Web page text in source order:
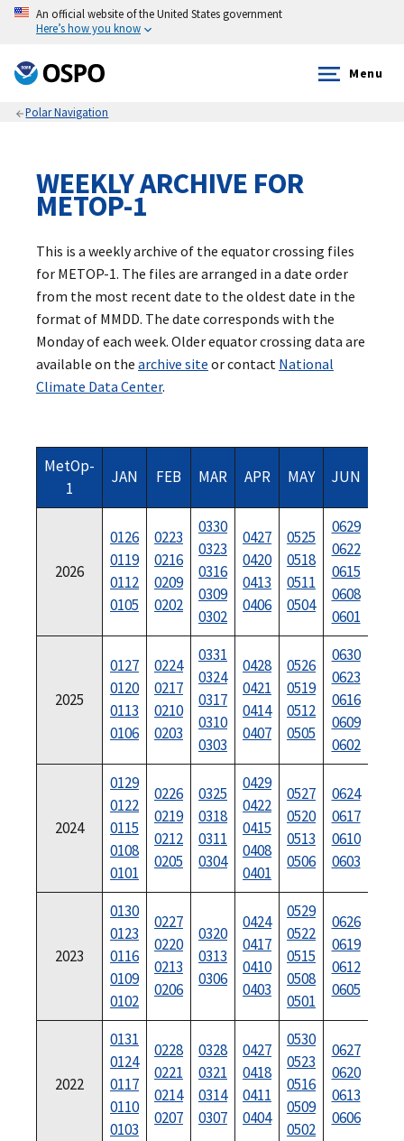
An official website of the United States government
Here’s how you know
Menu
Polar Navigation
WEEKLY ARCHIVE FOR
METOP-1
This is a weekly archive of the equator crossing files
for METOP-1. The files are arranged in a date order
from the most recent date to the oldest date in the
format of MMDD. The date corresponds with the
Monday of each week. Older equator crossing data are
available on the archive site or contact National
Climate Data Center.
MetOp-
1
JAN FEB MAR APR MAY JUN
2026
0126
0119
0112
0105
0223
0216
0209
0202
0330
0323
0316
0309
0302
0427
0420
0413
0406
0525
0518
0511
0504
0629
0622
0615
0608
0601
2025
0127
0120
0113
0106
0224
0217
0210
0203
0331
0324
0317
0310
0303
0428
0421
0414
0407
0526
0519
0512
0505
0630
0623
0616
0609
0602
2024
0129
0122
0115
0108
0101
0226
0219
0212
0205
0325
0318
0311
0304
0429
0422
0415
0408
0401
0527
0520
0513
0506
0624
0617
0610
0603
2023
0130
0123
0116
0109
0102
0227
0220
0213
0206
0320
0313
0306
0424
0417
0410
0403
0529
0522
0515
0508
0501
0626
0619
0612
0605
2022
0131
0124
0117
0110
0103
0228
0221
0214
0207
0328
0321
0314
0307
0427
0418
0411
0404
0530
0523
0516
0509
0502
0627
0620
0613
0606